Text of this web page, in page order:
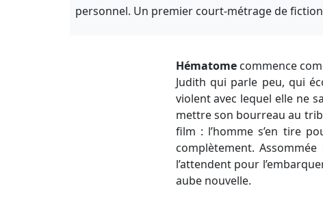
personnel. Un premier court-métrage de
Hématomecommence
Judith qui parle peu, qui
violent avec lequel elle ne
mettre son bourreau au
film : l’homme s’en tire
complètement.
l’attendent pour
aube nouvelle.